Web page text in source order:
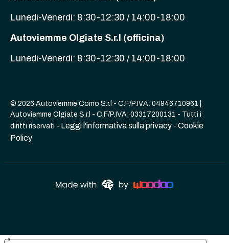
Lunedi-Venerdi: 8:30-12:30 / 14:00-18:00
Autoviemme Olgiate S.r.l (officina)
Lunedi-Venerdi: 8:30-12:30 / 14:00-18:00
© 2026 Autoviemme Como S.r.l - C.F/P.IVA: 04946710961 |
Autoviemme Olgiate S.r.l - C.F/P.IVA: 03317200131 - Tutti i
diritti riservati - Leggi l'informativa sulla privacy - Cookie
Policy